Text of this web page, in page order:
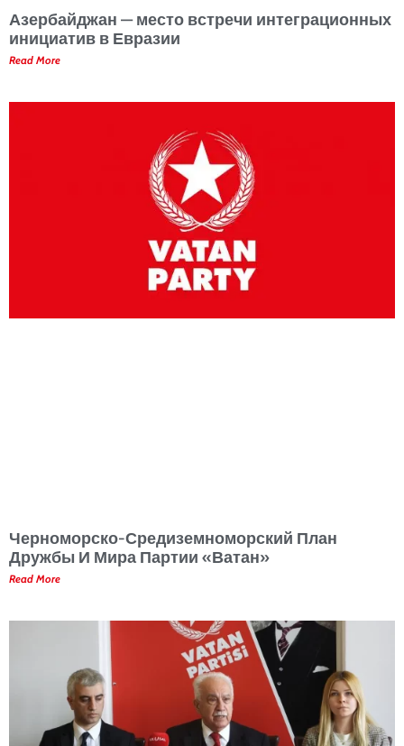
Азербайджан — место встречи интеграционных
инициатив в Евразии
Read More
Черноморско-Средиземноморский План
Дружбы И Мира Партии «Ватан»
Read More